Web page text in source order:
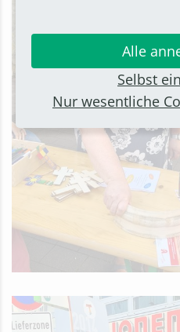
Alle
Selbst
Nur wesentliche